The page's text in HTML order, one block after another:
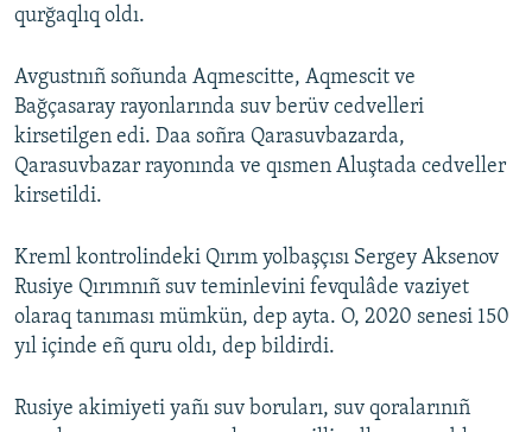
qurğaqlıq oldı.
Avgustnıñ soñunda Aqmescitte, Aqmescit ve
Bağçasaray rayonlarında suv berüv cedvelleri
kirsetilgen edi. Daa soñra Qarasuvbazarda,
Qarasuvbazar rayonında ve qısmen Aluştada cedveller
kirsetildi.
Kreml kontrolindeki Qırım yolbaşçısı Sergey Aksenov
Rusiye Qırımnıñ suv teminlevini fevqulâde vaziyet
olaraq tanıması mümkün, dep ayta. O, 2020 senesi 150
yıl içinde eñ quru oldı, dep bildirdi.
Rusiye akimiyeti yañı suv boruları, suv qoralarınıñ